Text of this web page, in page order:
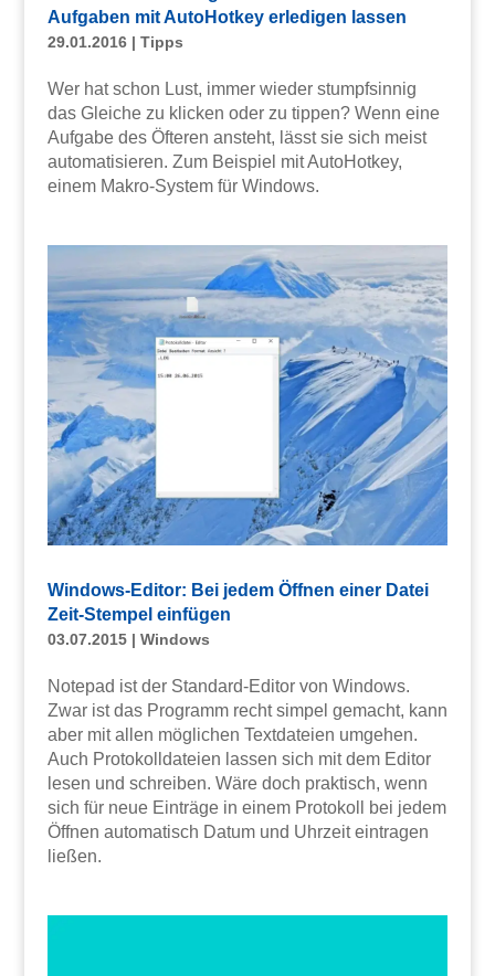
Aufgaben mit AutoHotkey erledigen lassen
29.01.2016| Tipps
Wer hat schon Lust, immer wieder stumpfsinnig
das Gleiche zu klicken oder zu tippen? Wenn eine
Aufgabe des Öfteren ansteht, lässt sie sich meist
automatisieren. Zum Beispiel mit AutoHotkey,
einem Makro-System für Windows.
Windows-Editor: Bei jedem Öffnen einer Datei
Zeit-Stempel einfügen
03.07.2015| Windows
Notepad ist der Standard-Editor von Windows.
Zwar ist das Programm recht simpel gemacht, kann
aber mit allen möglichen Textdateien umgehen.
Auch Protokolldateien lassen sich mit dem Editor
lesen und schreiben. Wäre doch praktisch, wenn
sich für neue Einträge in einem Protokoll bei jedem
Öffnen automatisch Datum und Uhrzeit eintragen
ließen.